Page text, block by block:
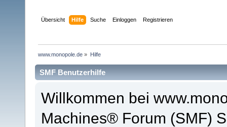
Übersicht Hilfe Suche Einloggen Registrieren
www.monopole.de » Hilfe
SMF Benutzerhilfe
Willkommen bei
Machines® Forum (SMF)